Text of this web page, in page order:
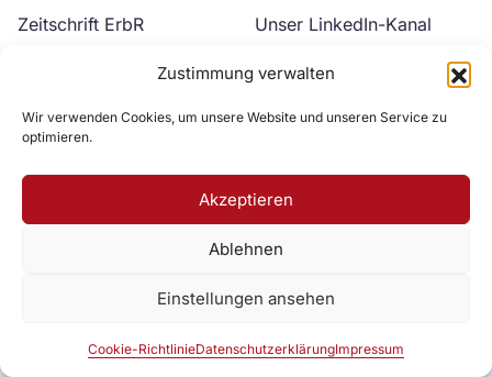
Zustimmung verwalten
Wir verwenden Cookies, um unsere Website und unseren Service zu
optimieren.
Akzeptieren
Ablehnen
Einstellungen ansehen
Cookie-RichtlinieDatenschutzerklärungImpressum
Zeitschrift ErbR
Unser LinkedIn-Kanal
Unser YouTube-Kanal
Zur DAV Webseite